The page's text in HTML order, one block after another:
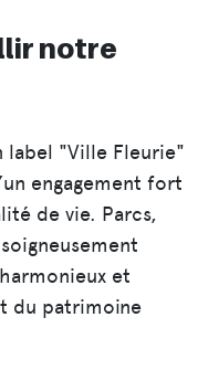
notre
label "Ville Fleurie"
engagement fort
de vie. Parcs,
et
du patrimoine